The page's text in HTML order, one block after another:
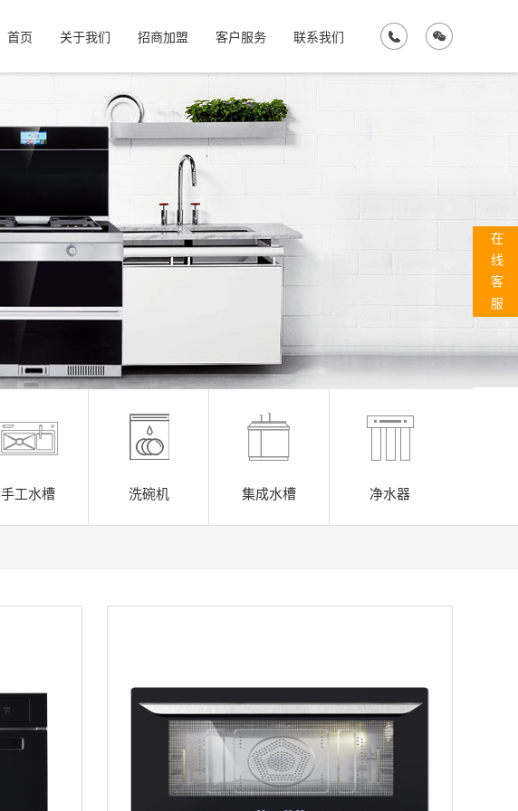
首页 关于我们 招商加盟 客户服务 联系我们
手工水槽 洗碗机 集成水槽 净水器
在
线
客
服